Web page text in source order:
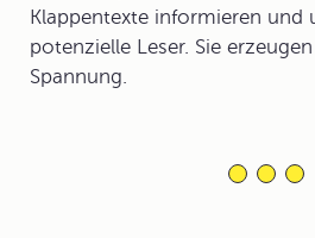
Klappentexte informieren und
potenzielle Leser. Sie
Spannung.